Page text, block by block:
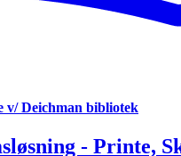
v/ Deichman bibliotek
- Printe,